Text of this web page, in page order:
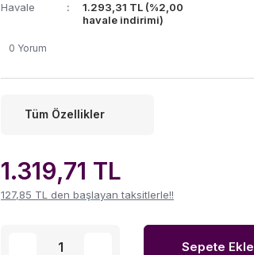
Havale
1.293,31 TL (%2,00
havale indirimi)
0 Yorum
Tüm Özellikler
1.319,71 TL
127,85 TL den başlayan taksitlerle!!
Sepete Ekle